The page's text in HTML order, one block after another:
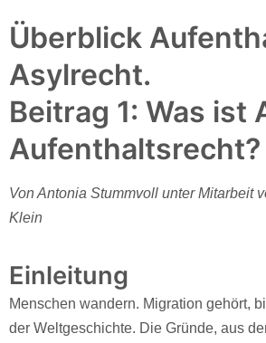
Überblick
Asylrecht.
Beitrag 1: Was ist
Aufenthaltsrecht?
Von Antonia Stummvoll unter Mitarbeit
Klein
Einleitung
Menschen wandern. Migration gehört,
der Weltgeschichte. Die Gründe, aus